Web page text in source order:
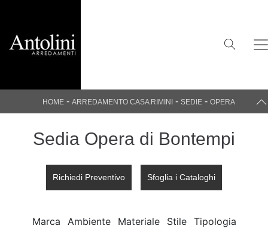
HOME- ARREDAMENTO CASA RIMINI - SEDIE - OPERA
Sedia Opera di Bontempi
Richiedi Preventivo Sfoglia i Cataloghi
Marca Ambiente Materiale Stile Tipologia